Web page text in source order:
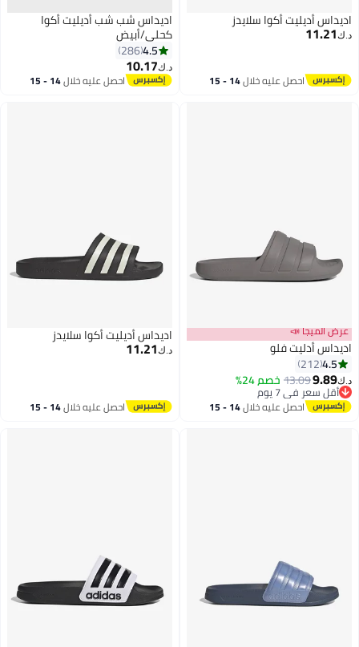
اديداس أديليت أكوا سلايدز
د.ك‏11.21
احصل عليه خلال 14 - 15
اديداس شب شب أديليت أكوا
كحلي/أبيض
4.5
286
د.ك‏10.17
احصل عليه خلال 14 - 15
4
عرض الميجا 📣
اديداس أدليت فلو
4.5
212
د.ك‏9.89
13.09خصم 24%
أقل سعر في 7 يوم
أقل سعر في 7 يوماحصل عليه خلال 14 - 15
اديداس أديليت أكوا سلايدز
د.ك‏11.21
احصل عليه خلال 14 - 15